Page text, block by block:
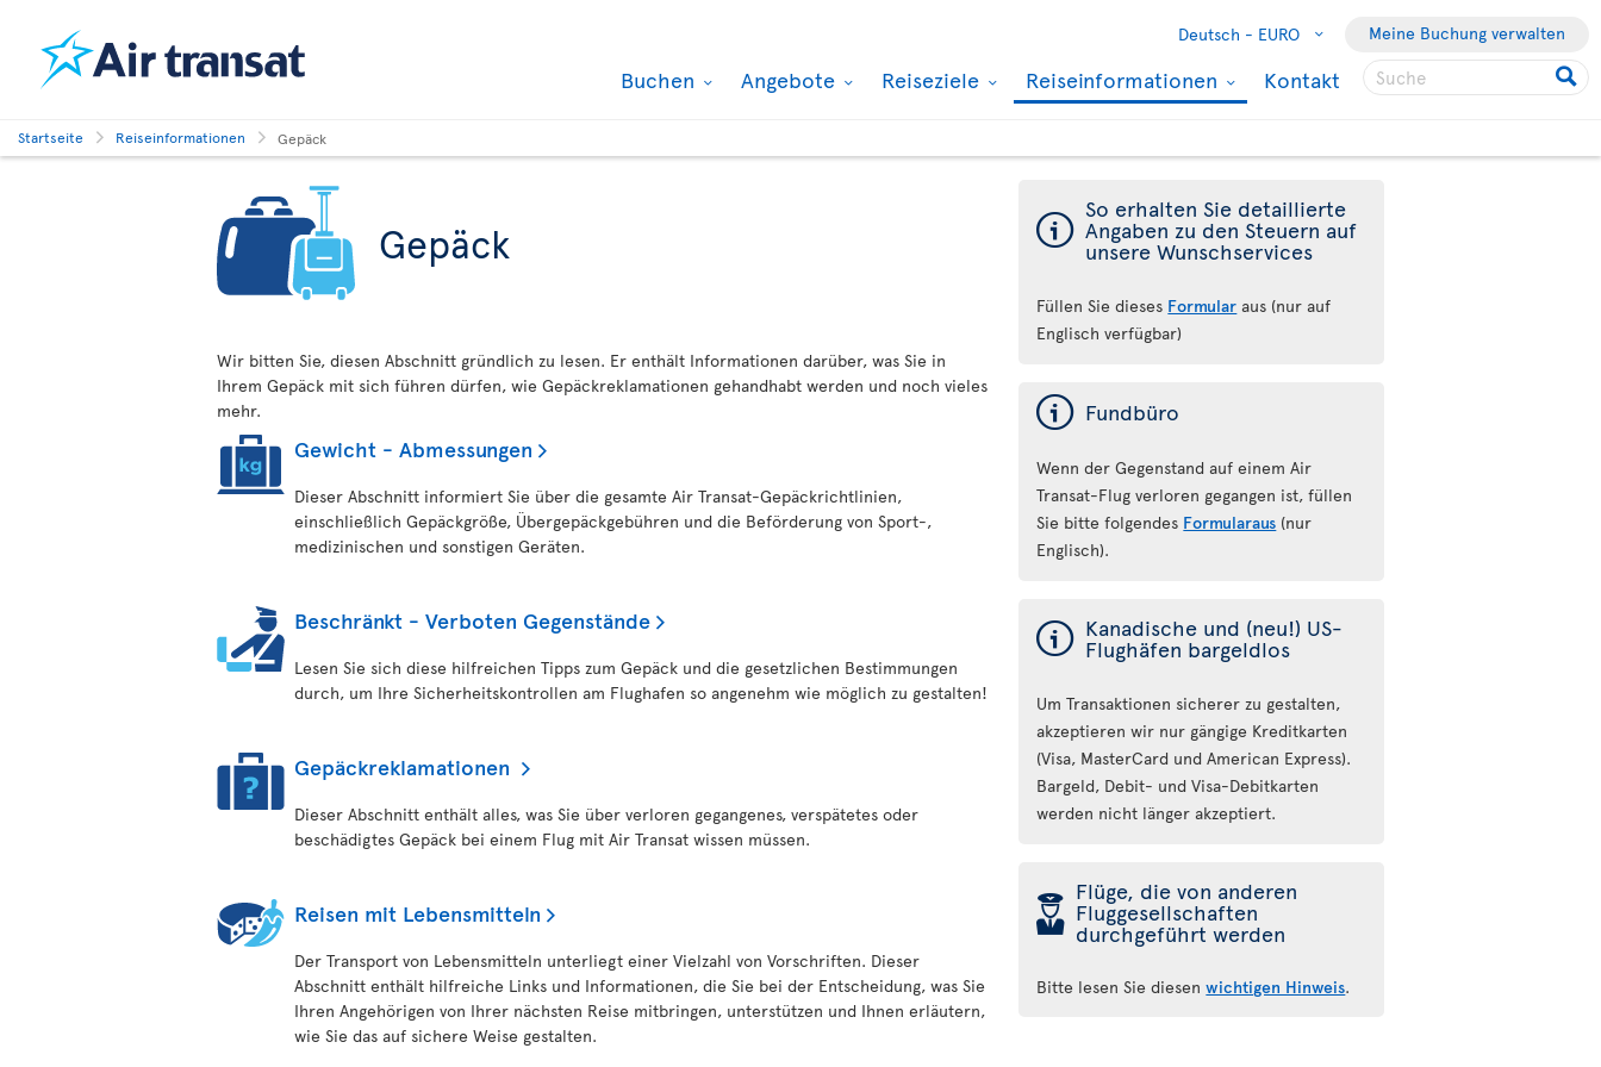
Deutsch - EURO Meine Buchung verwalten
Buchen Angebote Reiseziele Reiseinformationen Kontakt
Startseite Reiseinformationen Gepäck
Gepäck
Wir bitten Sie, diesen Abschnitt gründlich zu lesen. Er enthält Informationen darüber, was Sie in
Ihrem Gepäck mit sich führen dürfen, wie Gepäckreklamationen gehandhabt werden und noch vieles
mehr.
Gewicht - Abmessungen
Dieser Abschnitt informiert Sie über die gesamte Air Transat-Gepäckrichtlinien,
einschließlich Gepäckgröße, Übergepäckgebühren und die Beförderung von Sport-,
medizinischen und sonstigen Geräten.
Beschränkt - Verboten Gegenstände
Lesen Sie sich diese hilfreichen Tipps zum Gepäck und die gesetzlichen Bestimmungen
durch, um Ihre Sicherheitskontrollen am Flughafen so angenehm wie möglich zu gestalten!
Gepäckreklamationen
Dieser Abschnitt enthält alles, was Sie über verloren gegangenes, verspätetes oder
beschädigtes Gepäck bei einem Flug mit Air Transat wissen müssen.
Reisen mit Lebensmitteln
Der Transport von Lebensmitteln unterliegt einer Vielzahl von Vorschriften. Dieser
Abschnitt enthält hilfreiche Links und Informationen, die Sie bei der Entscheidung, was Sie
Ihren Angehörigen von Ihrer nächsten Reise mitbringen, unterstützen und Ihnen erläutern,
wie Sie das auf sichere Weise gestalten.
ý So erhalten Sie detaillierte
Angaben zu den Steuern auf
unsere Wunschservices
Füllen Sie dieses Formular aus (nur auf
Englisch verfügbar)
ý Fundbüro
Wenn der Gegenstand auf einem Air
Transat-Flug verloren gegangen ist, füllen
Sie bitte folgendes Formularaus (nur
Englisch).
ý Kanadische und (neu!) US-
Flughäfen bargeldlos
Um Transaktionen sicherer zu gestalten,
akzeptieren wir nur gängige Kreditkarten
(Visa, MasterCard und American Express).
Bargeld, Debit- und Visa-Debitkarten
werden nicht länger akzeptiert.
þ Flüge, die von anderen
Fluggesellschaften
durchgeführt werden
Bitte lesen Sie diesenwichtigen Hinweis.